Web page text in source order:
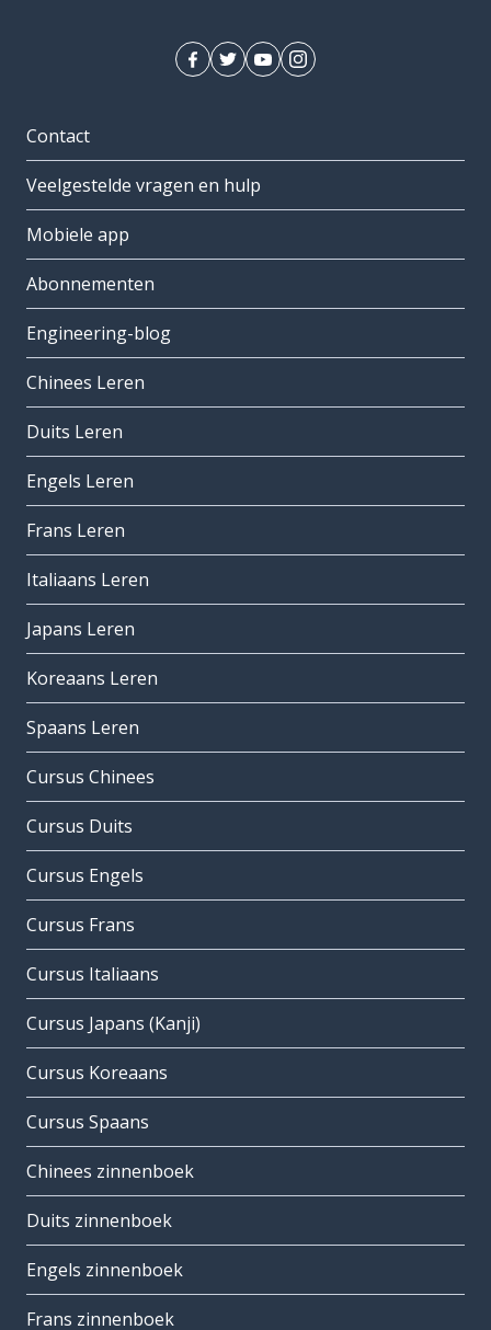
Contact
Veelgestelde vragen en hulp
Mobiele app
Abonnementen
Engineering-blog
Chinees Leren
Duits Leren
Engels Leren
Frans Leren
Italiaans Leren
Japans Leren
Koreaans Leren
Spaans Leren
Cursus Chinees
Cursus Duits
Cursus Engels
Cursus Frans
Cursus Italiaans
Cursus Japans (Kanji)
Cursus Koreaans
Cursus Spaans
Chinees zinnenboek
Duits zinnenboek
Engels zinnenboek
Frans zinnenboek